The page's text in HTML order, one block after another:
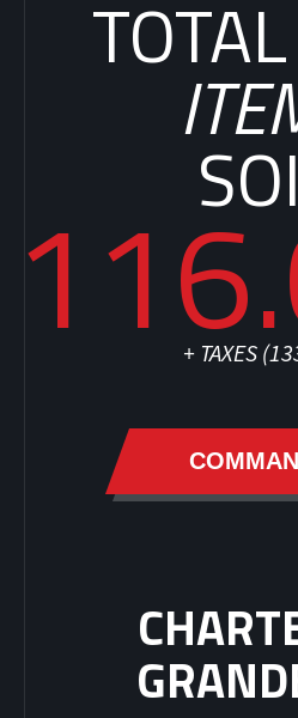
+ TAXES (